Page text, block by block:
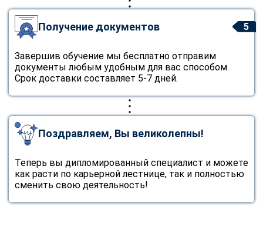
5
Получение документов
Завершив обучение мы бесплатно отправим
документы любым удобным для вас способом.
Срок доставки составляет 5-7 дней.
Поздравляем, Вы великолепны!
Теперь вы дипломированный специалист и можете
как расти по карьерной лестнице, так и полностью
сменить свою деятельность!